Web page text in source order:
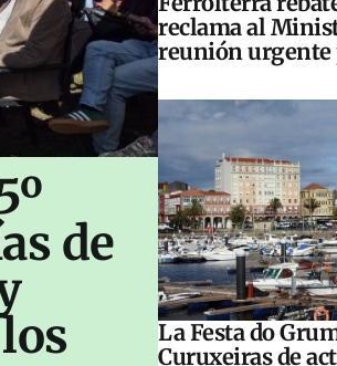
de
reclama al
reunión urgente
La Festa do
Curuxeiras de